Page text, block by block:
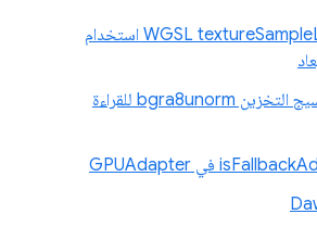
تتيح الدالة WGSL textureSampleLevel استخدام
إيقاف استخدام نسيج التخزين bgra8unorm للقراءة